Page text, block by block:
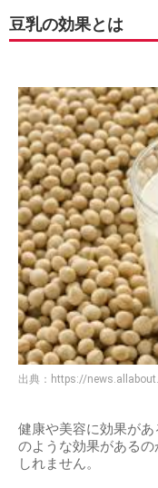
豆乳の効果とは
出典： https://
健康や美容に効果が
のような効果がある
しれません。